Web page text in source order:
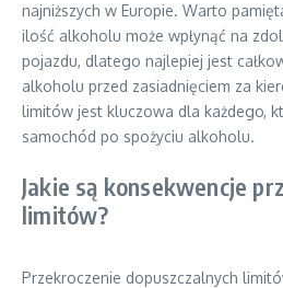
najniższych w Europie. Warto
ilość alkoholu może wpłynąć na
pojazdu, dlatego najlepiej jest
alkoholu przed zasiadnięciem za
limitów jest kluczowa dla każdego,
samochód po spożyciu alkoholu.
Jakie są konsekwencje
limitów?
Przekroczenie dopuszczalnych